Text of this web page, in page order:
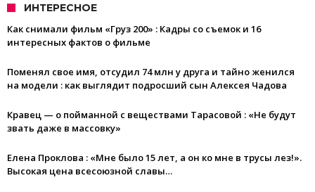
ИНТЕРЕСНОЕ
Как снимали фильм «Груз 200» : Кадры со съемок и 16
интересных фактов о фильме
Поменял свое имя, отсудил 74 млн у друга и тайно женился
на модели : как выглядит подросший сын Алексея Чадова
Кравец — о пойманной с веществами Тарасовой : «Не будут
звать даже в массовку»
Елена Проклова : «Мне было 15 лет, а он ко мне в трусы лез!».
Высокая цена всесоюзной славы…